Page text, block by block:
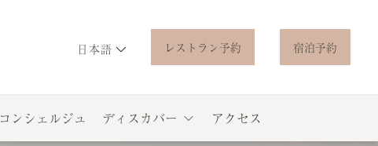
日本語 レストラン予約 宿泊予約
コンシェルジュ ディスカバー アクセス